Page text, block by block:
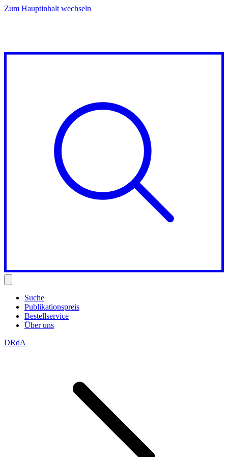
Zum Hauptinhalt wechseln
Suche
Publikationspreis
Bestellservice
Über uns
DRdA